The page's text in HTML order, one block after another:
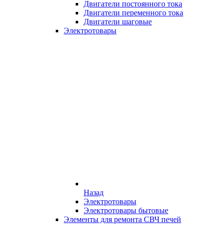
Двигатели постоянного тока
Двигатели переменного тока
Двигатели шаговые
Электротовары
Назад
Электротовары
Электротовары бытовые
Элементы для ремонта СВЧ печей